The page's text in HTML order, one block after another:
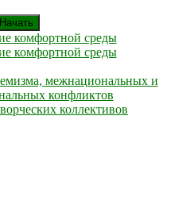
Начать